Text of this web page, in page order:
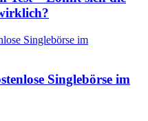
Singlebörse im